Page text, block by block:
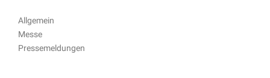
Allgemein
Messe
Pressemeldungen